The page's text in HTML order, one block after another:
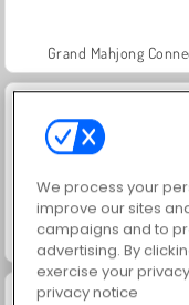
Grand Mahjong
We process your
improve our sites
campaigns and to
advertising. By
exercise your
privacy notice